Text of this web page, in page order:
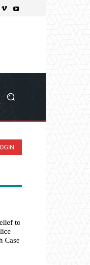
to
Case